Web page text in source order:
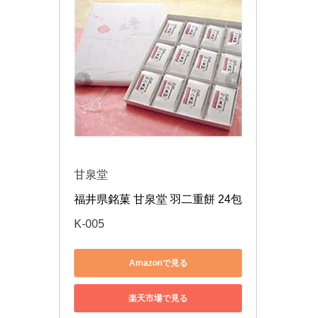
甘泉堂
福井県銘菓 甘泉堂 羽二重餅 24包
K-005
Amazonで見る
楽天市場で見る